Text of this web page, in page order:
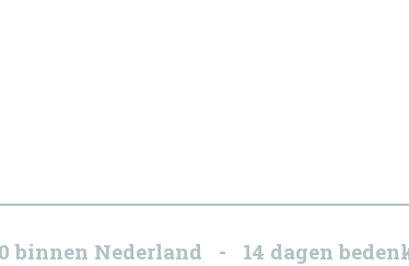
binnen Nederland - 14 dagen